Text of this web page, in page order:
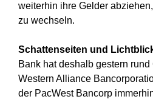
weiterhin ihre Gelder
zu wechseln.
Schattenseiten und
Bank hat deshalb gestern
Western Alliance
der PacWest Bancorp